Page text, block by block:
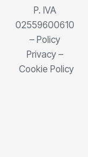
P. IVA
02559600610
–Policy
Privacy –
Cookie Policy